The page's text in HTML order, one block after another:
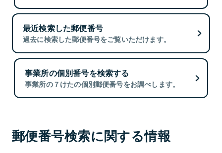
最近検索した郵便番号
過去に検索した郵便番号をご覧いただけます。
事業所の個別番号を検索する
事業所の７けたの個別郵便番号をお調べします。
郵便番号検索に関する情報